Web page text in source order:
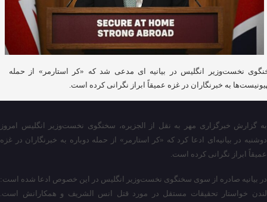
نخست‌وزیر انگلیس در بیانیه ای مدعی شد که «کر استارمر» از حمله
به خبرنگاران در غزه عمیقاً ابراز نگرانی کرده است.
به گزارش خبرگزاری مهر
به نقل از الجزیره، سخنگوی نخست‌وزیر انگلیس امروز
دوشنبه در بیانیه‌ای ادعا کرد که «کر
استارمر » از حمله دوباره به خبرنگاران در غزه
عمیقاً ابراز نگرانی کرده است.
در بیانیه صادره از سوی سخنگوی نخست‌وزیر انگلیس در این خصوص ادعا شده است:
لندن خواستار تحقیقات مستقل در مورد قتل انس
الشریف و همکارانش است.